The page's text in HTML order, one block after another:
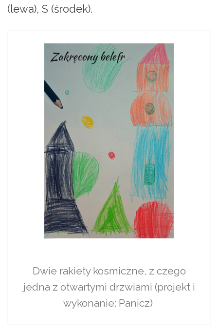
(lewa), S (środek).
Dwie rakiety kosmiczne, z czego
jedna z otwartymi drzwiami (projekt i
wykonanie: Panicz)